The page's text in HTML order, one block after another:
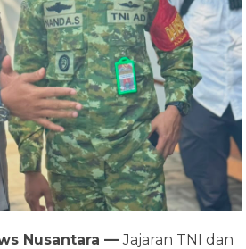
Nusantara —Jajaran TNI dan